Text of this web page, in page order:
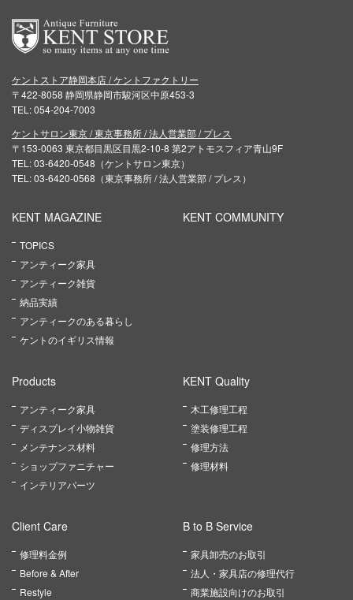
ケントストア静岡本店 / ケントファクトリー
〒422-8058 静岡県静岡市駿河区中原453-3
TEL: 054-204-7003
ケントサロン東京 / 東京事務所 / 法人営業部 / プレス
〒153-0063 東京都目黒区目黒2-10-8 第2アトモスフィア青山9F
TEL: 03-6420-0548（ケントサロン東京）
TEL: 03-6420-0568（東京事務所 / 法人営業部 / プレス）
KENT MAGAZINE
TOPICS
アンティーク家具
アンティーク雑貨
納品実績
アンティークのある暮らし
ケントのイギリス情報
KENT COMMUNITY
Products
アンティーク家具
ディスプレイ小物雑貨
メンテナンス材料
ショップファニチャー
インテリアパーツ
KENT Quality
木工修理工程
塗装修理工程
修理方法
修理材料
Client Care
修理料金例
Before & After
Restyle
B to B Service
家具卸売のお取引
法人・家具店の修理代行
商業施設向けのお取引